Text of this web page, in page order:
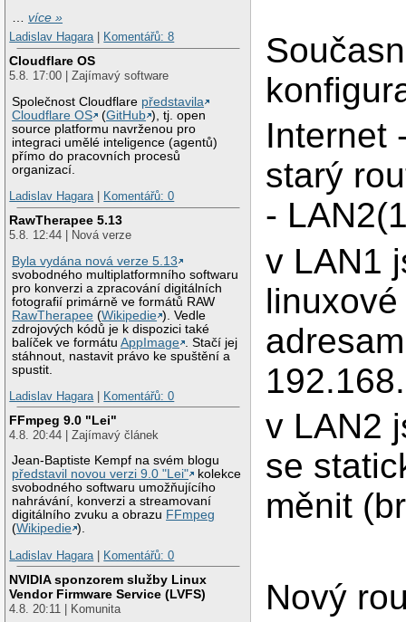
…více »
Ladislav Hagara| Komentářů: 8
Cloudflare OS
5.8. 17:00 | Zajímavý software
Společnost Cloudflare představila
Cloudflare OS
(GitHub ), tj. open
source platformu navrženou pro
integraci umělé inteligence (agentů)
přímo do pracovních procesů
organizací.
Ladislav Hagara| Komentářů: 0
RawTherapee 5.13
5.8. 12:44 | Nová verze
Byla vydána nová verze 5.13
svobodného multiplatformního softwaru
pro konverzi a zpracování digitálních
fotografií primárně ve formátů RAW
RawTherapee (Wikipedie ). Vedle
zdrojových kódů je k dispozici také
balíček ve formátuAppImage
. Stačí jej
stáhnout, nastavit právo ke spuštění a
spustit.
Ladislav Hagara| Komentářů: 0
FFmpeg 9.0 "Lei"
4.8. 20:44 | Zajímavý článek
Jean-Baptiste Kempf na svém blogu
představil novou verzi 9.0 "Lei"
kolekce
svobodného softwaru umožňujícího
nahrávání, konverzi a streamovaní
digitálního zvuku a obrazu FFmpeg
(Wikipedie ).
Ladislav Hagara| Komentářů: 0
NVIDIA sponzorem služby Linux
Vendor Firmware Service (LVFS)
4.8. 20:11 | Komunita
Internet
starý
-
v LAN1
v LAN2
se
měnit
Nový